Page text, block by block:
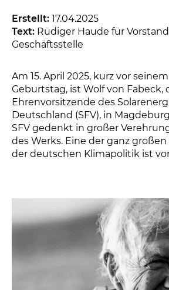
Erstellt: 17.04.2025
Text: Rüdiger Haude für
Geschäftsstelle
Am 15. April 2025, kurz vor
Geburtstag, ist Wolf von Fabeck,
Ehrenvorsitzende des
Deutschland (SFV), in
SFV gedenkt in großer
des Werks. Eine der ganz
der deutschen Klimapolitik ist